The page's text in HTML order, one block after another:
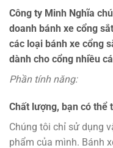
Công ty Minh Nghĩa
doanh bánh xe cổng
các loại bánh xe cổng
dành cho cổng nhiều
Phần tính năng:
Chất lượng, bạn có thể
Chúng tôi chỉ sử dụng
phẩm của mình. Bánh